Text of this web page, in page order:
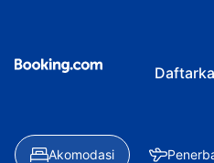
Akomodasi